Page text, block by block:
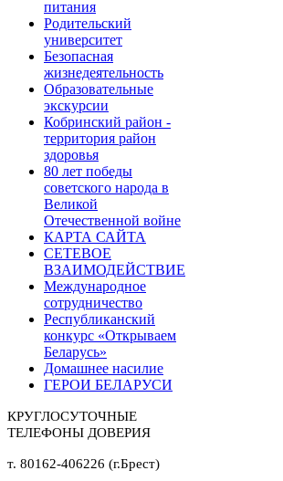
питания
Родительский
университет
Безопасная
жизнедеятельность
Образовательные
экскурсии
Кобринский район -
территория район
здоровья
80 лет победы
советского народа в
Великой
Отечественной войне
КАРТА САЙТА
СЕТЕВОЕ
ВЗАИМОДЕЙСТВИЕ
Международное
сотрудничество
Республиканский
конкурс «Открываем
Беларусь»
Домашнее насилие
ГЕРОИ БЕЛАРУСИ
КРУГЛОСУТОЧНЫЕ
ТЕЛЕФОНЫ ДОВЕРИЯ
т. 80162-406226 (г.Брест)